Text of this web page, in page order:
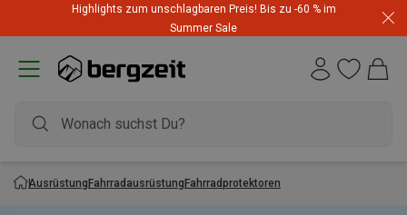
Highlights zum unschlagbaren Preis! Bis zu -60 % im
Summer Sale
AusrüstungFahrradausrüstungFahrradprotektoren